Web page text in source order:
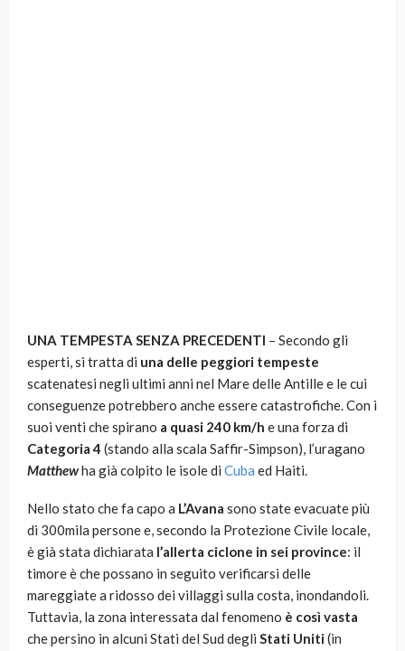
UNA TEMPESTA SENZA PRECEDENTI – Secondo gli
esperti, si tratta di una delle peggiori tempeste
scatenatesi negli ultimi anni nel Mare delle Antille e le cui
conseguenze potrebbero anche essere catastrofiche. Con i
suoi venti che spirano a quasi 240 km/h e una forza di
Categoria 4 (stando alla scala Saffir-Simpson), l’uragano
Matthewha già colpito le isole di Cuba ed Haiti.
Nello stato che fa capo a L’Avana sono state evacuate più
di 300mila persone e, secondo la Protezione Civile locale,
è già stata dichiarata l’allerta ciclone in sei province: il
timore è che possano in seguito verificarsi delle
mareggiate a ridosso dei villaggi sulla costa, inondandoli.
Tuttavia, la zona interessata dal fenomeno è così vasta
che persino in alcuni Stati del Sud degli Stati Uniti(in